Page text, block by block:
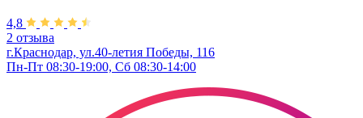
4,8
2 отзыва
г.Краснодар, ул.40-летия Победы, 116
Пн-Пт 08:30-19:00, Сб 08:30-14:00